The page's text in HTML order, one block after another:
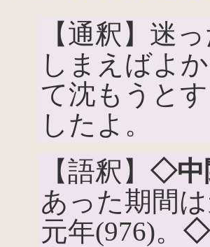
【通釈】迷
しまえばよ
て沈もうと
したよ。
【語釈】 ◇中
あった期間
元年(976)。 ◇